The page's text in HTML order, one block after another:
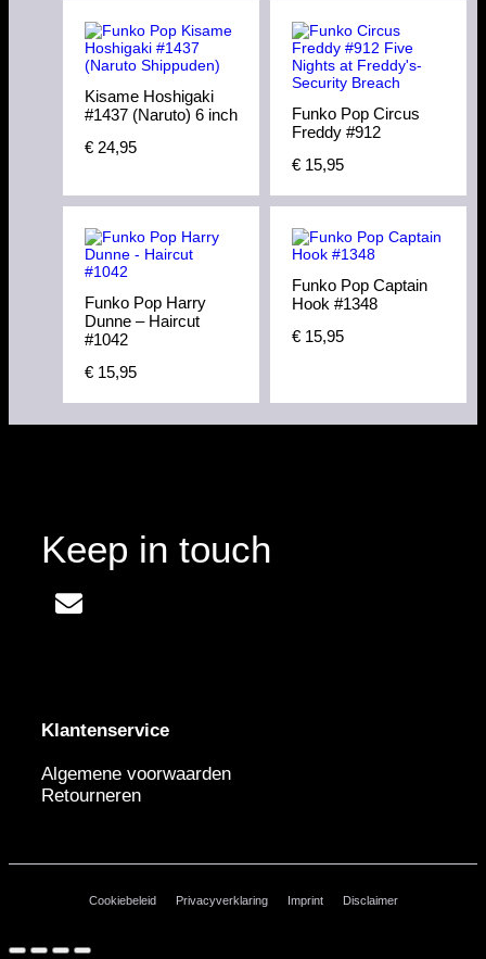
Kisame Hoshigaki
#1437 (Naruto) 6 inch
€ 24,95
Funko Pop Circus
Freddy #912
€ 15,95
Funko Pop Harry
Dunne – Haircut
#1042
€ 15,95
Funko Pop Captain
Hook #1348
€ 15,95
Keep in touch
Klantenservice
Algemene voorwaarden
Retourneren
Cookiebeleid Privacyverklaring Imprint Disclaimer